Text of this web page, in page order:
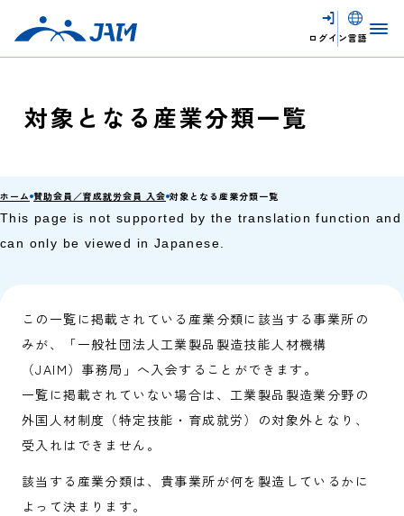
ログイン言語
対象となる産業分類一覧
ホーム 賛助会員／育成就労会員 入会 対象となる産業分類一覧
This page is not supported by the translation function and
can only be viewed in Japanese.
この一覧に掲載されている産業分類に該当する事業所の
みが、「一般社団法人工業製品製造技能人材機構
（JAIM）事務局」へ入会することができます。
一覧に掲載されていない場合は、工業製品製造業分野の
外国人材制度（特定技能・育成就労）の対象外となり、
受入れはできません。
該当する産業分類は、貴事業所が何を製造しているかに
よって決まります。